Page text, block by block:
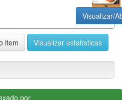
Visualizar/
item Visualizar estatísticas
por